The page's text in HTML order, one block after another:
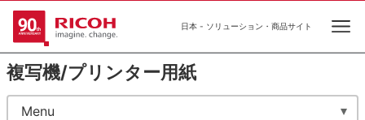
日本 - ソリューション・商品サイト
複写機/プリンター用紙
Menu